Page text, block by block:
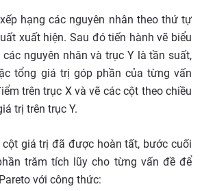
hạng các nguyên nhân theo thứ tự
xuất hiện. Sau đó tiến hành vẽ biểu
nguyên nhân và trục Y là tần suất,
tổng giá trị góp phần của từng vấn
trên trục X và vẽ các cột theo chiều
trị trên trục Y.
cột giá trị đã được hoàn tất, bước cuối
trăm tích lũy cho từng vấn đề để
với công thức: